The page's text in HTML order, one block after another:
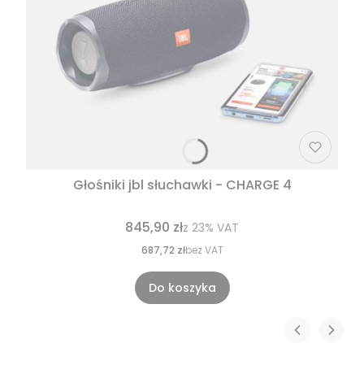
Głośniki jbl słuchawki - CHARGE 4
845,90 złz 23% VAT
687,72 złbez VAT
Do koszyka